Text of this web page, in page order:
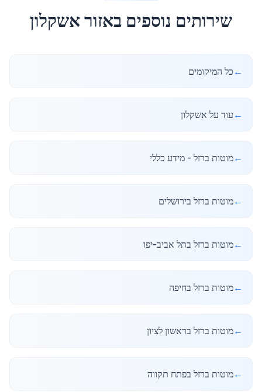
שירותים נוספים באזוראשקלון
← כל המיקומים
← עוד על אשקלון
←מוטות ברזל - מידע כללי
←מוטות ברזל בירושלים
←מוטות ברזל בתל אביב-יפו
←מוטות ברזל בחיפה
←מוטות ברזל בראשון לציון
←מוטות ברזל בפתח תקווה